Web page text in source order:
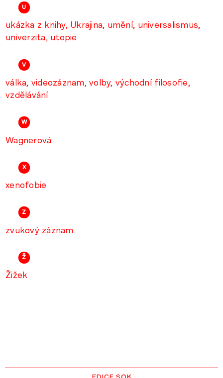
U
ukázka z knihy Ukrajina umění universalismus
univerzita utopie
V
válka videozáznam volby východní filosofie
vzdělávání
W
Wagnerová
X
xenofobie
Z
zvukový záznam
ž
Žižek
edice sok